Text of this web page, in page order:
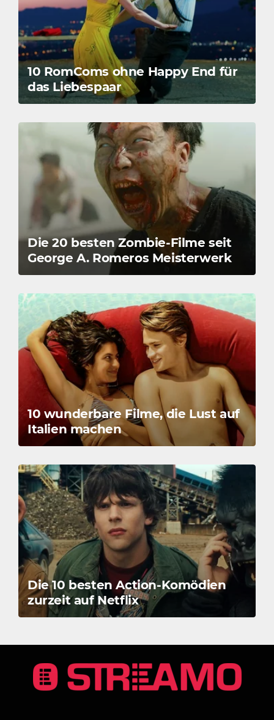
10 RomComs ohne Happy End für
das Liebespaar
Die 20 besten Zombie-Filme seit
George A. Romeros Meisterwerk
10 wunderbare Filme, die Lust auf
Italien machen
Die 10 besten Action-Komödien
zurzeit auf Netflix